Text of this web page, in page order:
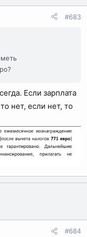
#683
Если зарплата
нет, если нет, то
#684